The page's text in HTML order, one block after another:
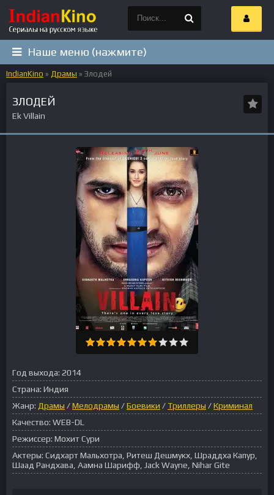
Наше меню (нажмите)
IndianKino » Драмы » Злодей
ЗЛОДЕЙ
Ek Villain
Год выхода: 2014
Страна: Индия
Жанр: Драмы /Мелодрамы /Боевики /Триллеры /Криминал
Качество: WEB-DL
Режиссер: Мохит Сури
Актеры: Сидхарт Мальхотра, Ритеш Дешмукх, Шраддха Капур,
Шаад Рандхава, Аамна Шарифф, Jack Wayne, Nihar Gite